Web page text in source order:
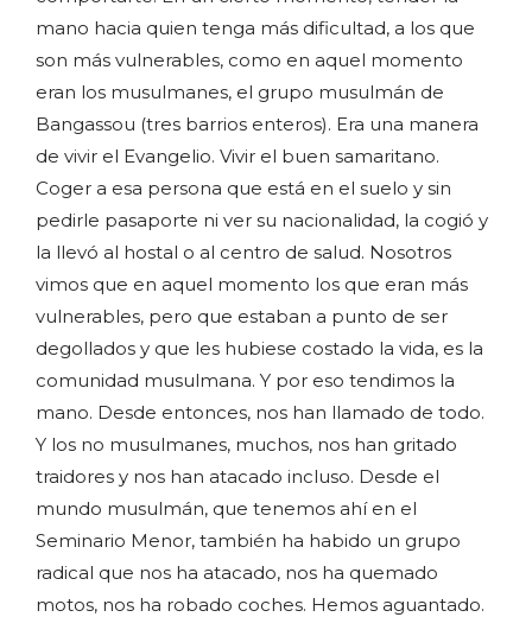
mano hacia quien tenga más dificultad, a los que
son más vulnerables, como en aquel momento
eran los musulmanes, el grupo musulmán de
Bangassou (tres barrios enteros). Era una manera
de vivir el Evangelio. Vivir el buen samaritano.
Coger a esa persona que está en el suelo y sin
pedirle pasaporte ni ver su nacionalidad, la cogió y
la llevó al hostal o al centro de salud. Nosotros
vimos que en aquel momento los que eran más
vulnerables, pero que estaban a punto de ser
degollados y que les hubiese costado la vida, es la
comunidad musulmana. Y por eso tendimos la
mano. Desde entonces, nos han llamado de todo.
Y los no musulmanes, muchos, nos han gritado
traidores y nos han atacado incluso. Desde el
mundo musulmán, que tenemos ahí en el
Seminario Menor, también ha habido un grupo
radical que nos ha atacado, nos ha quemado
motos, nos ha robado coches. Hemos aguantado.